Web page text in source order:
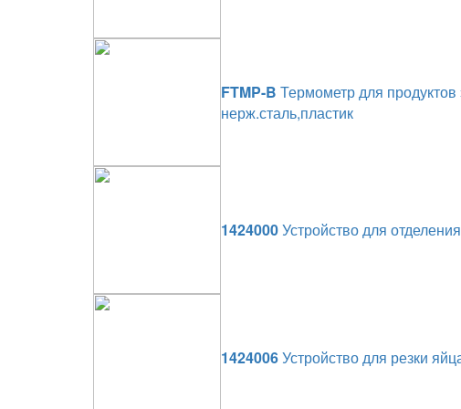
FTMP-B Термометр для
нерж.сталь,пластик
1424000Устройство для
1424006Устройство для резки